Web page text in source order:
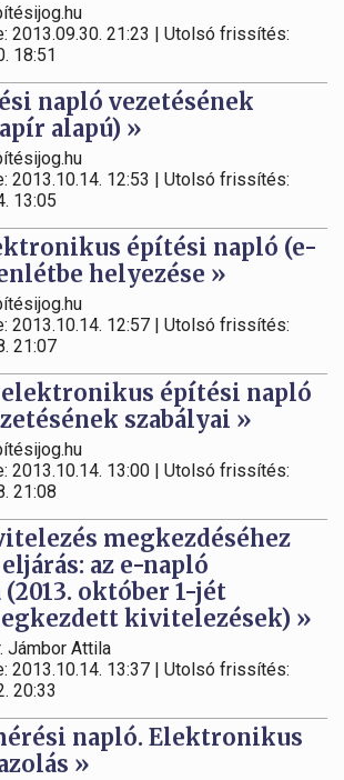
2013.09.30. 21:23 | Utolsó frissítés:
18:51
napló vezetésének
alapú) »
2013.10.14. 12:53 | Utolsó frissítés:
13:05
építési napló (e-
helyezése »
2013.10.14. 12:57 | Utolsó frissítés:
21:07
elektronikus építési napló
szabályai »
2013.10.14. 13:00 | Utolsó frissítés:
21:08
megkezdéséhez
az e-napló
október 1-jét
kivitelezések) »
Jámbor Attila
2013.10.14. 13:37 | Utolsó frissítés:
20:33
napló. Elektronikus
»